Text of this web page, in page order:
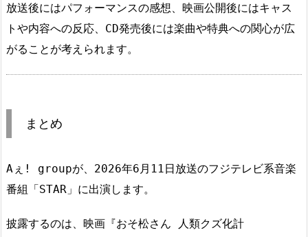
放送後にはパフォーマンスの感想、映画公開後にはキャス
トや内容への反応、CD発売後には楽曲や特典への関心が広
がることが考えられます。
まとめ
Aぇ! groupが、2026年6月11日放送のフジテレビ系音楽
番組「STAR」に出演します。
披露するのは、映画『おそ松さん 人類クズ化計